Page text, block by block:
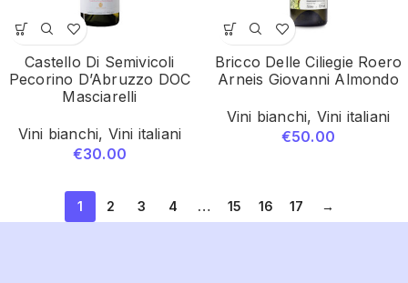
Castello Di Semivicoli
Pecorino D’Abruzzo DOC
Masciarelli
Vini bianchi, Vini italiani
€30.00
Bricco Delle Ciliegie Roero
Arneis Giovanni Almondo
Vini bianchi, Vini italiani
€50.00
1 2 3 4 … 15 16 17 →